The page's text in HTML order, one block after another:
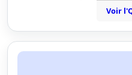
Voir